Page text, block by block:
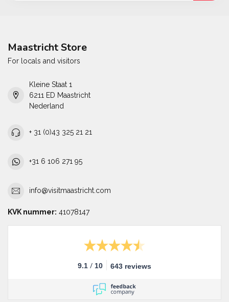
Maastricht Store
For locals and visitors
Kleine Staat 1
6211 ED Maastricht
Nederland
+ 31 (0)43 325 21 21
+31 6 106 271 95
info@visitmaastricht.com
KVK nummer: 41078147
9.1 / 10 643 reviews